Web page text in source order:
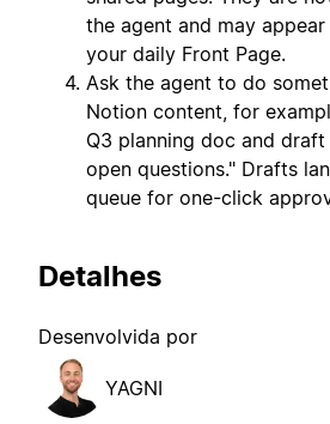
the agent and may
your daily Front Page.
Ask the agent to do
Notion content, for
Q3 planning doc and
open questions." Drafts
queue for one-click
Detalhes
Desenvolvida por
YAGNI